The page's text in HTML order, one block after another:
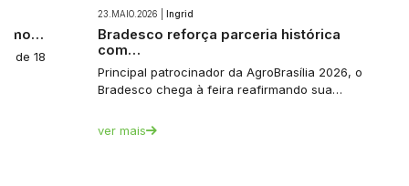
de 18
23.MAIO.2026 | Ingrid
Bradesco reforça parceria histórica
com…
Principal patrocinador da AgroBrasília 2026, o
Bradesco chega à feira reafirmando sua…
ver mais